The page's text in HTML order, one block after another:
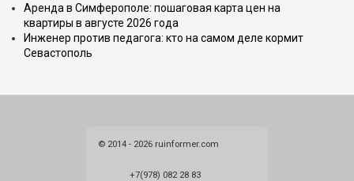
Аренда в Симферополе: пошаговая карта цен на
квартиры в августе 2026 года
Инженер против педагога: кто на самом деле кормит
Севастополь
© 2014 - 2026 ruinformer.com
+7(978) 082 28 83